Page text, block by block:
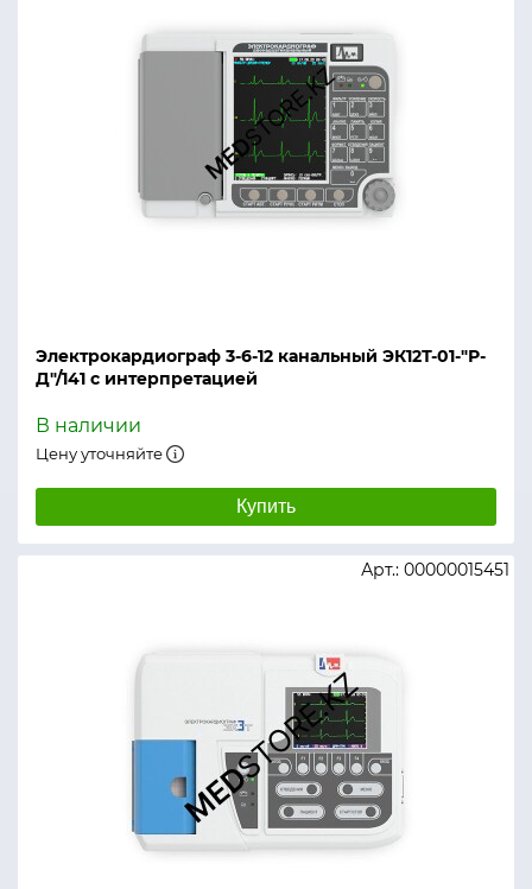
Электрокардиограф 3-6-12 канальный ЭК12Т-01-"Р-
Д"/141 с интерпретацией
В наличии
Цену уточняйте
Купить
Арт.: 00000015451